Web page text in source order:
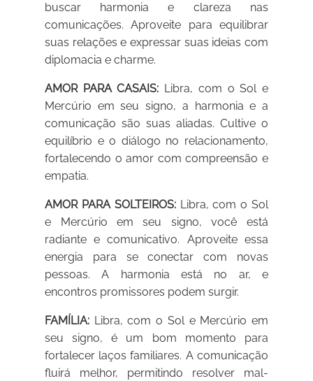
buscar harmonia e clareza nas
comunicações. Aproveite para equilibrar
suas relações e expressar suas ideias com
diplomacia e charme.
AMOR PARA CASAIS: Libra, com o Sol e
Mercúrio em seu signo, a harmonia e a
comunicação são suas aliadas. Cultive o
equilíbrio e o diálogo no relacionamento,
fortalecendo o amor com compreensão e
empatia.
AMOR PARA SOLTEIROS:Libra, com o Sol
e Mercúrio em seu signo, você está
radiante e comunicativo. Aproveite essa
energia para se conectar com novas
pessoas. A harmonia está no ar, e
encontros promissores podem surgir.
FAMÍLIA: Libra, com o Sol e Mercúrio em
seu signo, é um bom momento para
fortalecer laços familiares. A comunicação
fluirá melhor, permitindo resolver mal-